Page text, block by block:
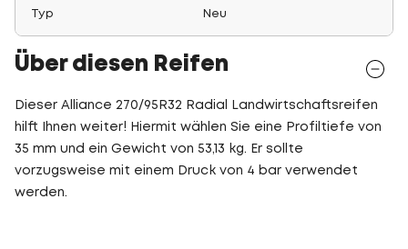
Typ Neu
Über diesen Reifen
Dieser Alliance 270/95R32 Radial Landwirtschaftsreifen
hilft Ihnen weiter! Hiermit wählen Sie eine Profiltiefe von
35 mm und ein Gewicht von 53,13 kg. Er sollte
vorzugsweise mit einem Druck von 4 bar verwendet
werden.